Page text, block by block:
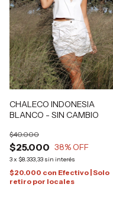
CHALECO INDONESIA
BLANCO - SIN CAMBIO
$25.000
$40.000
38% OFF
3x $8.333,33 sin interés
$20.000 con Efectivo | Solo
retiro por locales